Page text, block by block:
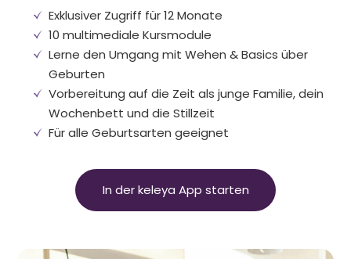
Exklusiver Zugriff für 12 Monate
10 multimediale Kursmodule
Lerne den Umgang mit Wehen&Basics über
Geburten
Vorbereitung auf die Zeit als junge Familie, dein
Wochenbett und die Stillzeit
Für alle Geburtsarten geeignet
In der keleya App starten